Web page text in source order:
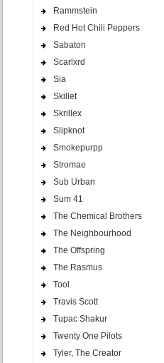
Rammstein
Red Hot Chili Peppers
Sabaton
Scarlxrd
Sia
Skillet
Skrillex
Slipknot
Smokepurpp
Stromae
Sub Urban
Sum 41
The Chemical Brothers
The Neighbourhood
The Offspring
The Rasmus
Tool
Travis Scott
Tupac Shakur
Twenty One Pilots
Tyler, The Creator